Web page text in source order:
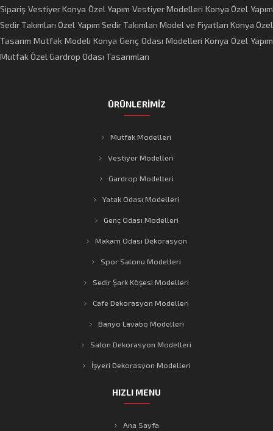
Sipariş Vestiyer Konya Özel Yapım Vestiyer Modelleri Konya Özel Yapım
Sedir Takımları Özel Yapım Sedir Takımları Model ve Fiyatları Konya Özel
Tasarım Mutfak Modeli Konya Genç Odası Modelleri Konya Özel Yapım
Mutfak Özel Gardrop Odası Tasarımları
ÜRÜNLERİMİZ
Mutfak Modelleri
Vestiyer Modelleri
Gardrop Modelleri
Yatak Odası Modelleri
Genç Odası Modelleri
Makam Odası Dekorasyon
Spor Salonu Modelleri
Sedir Şark Köşesi Modelleri
Cafe Dekorasyon Modelleri
Banyo Lavabo Modelleri
Salon Dekorasyon Modelleri
İşyeri Dekorasyon Modelleri
HIZLI MENU
Ana Sayfa